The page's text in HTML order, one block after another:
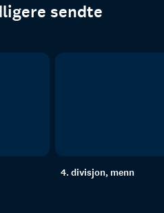
sendte
4. divisjon, menn